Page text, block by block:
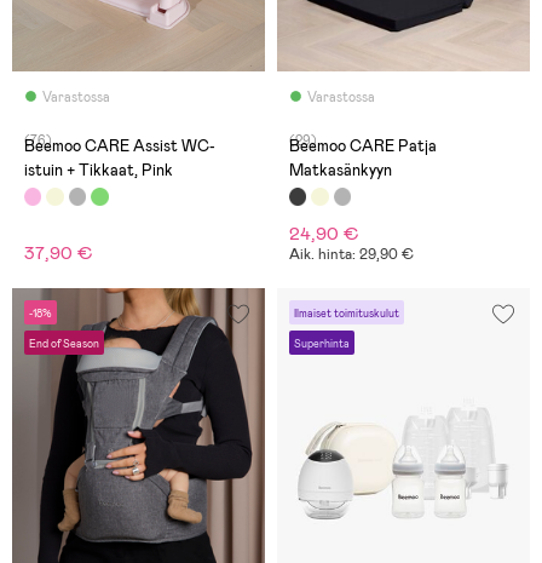
Varastossa
(76)
Beemoo CARE Assist WC-
istuin + Tikkaat, Pink
37,90 €
Varastossa
(29)
Beemoo CARE Patja
Matkasänkyyn
24,90 €
Aik. hinta: 29,90 €
-18%
End of Season
Ilmaiset toimituskulut
Superhinta